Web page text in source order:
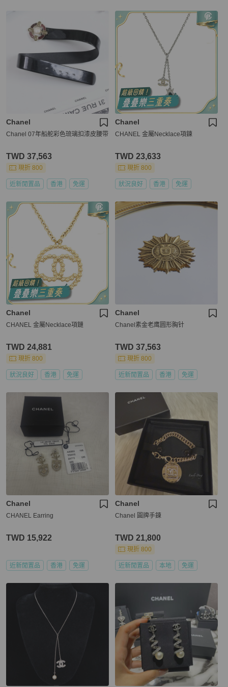
Chanel
Chanel 07年船舵彩色琉璃扣漆皮腰带
TWD 37,563
現折 800
近新閒置品 香港 免運
Chanel
CHANEL 金屬Necklace項鍊
TWD 23,633
現折 800
狀況良好 香港 免運
Chanel
CHANEL 金屬Necklace項鏈
TWD 24,881
現折 800
狀況良好 香港 免運
Chanel
Chanel素金老鹰圆形胸针
TWD 37,563
現折 800
近新閒置品 香港 免運
Chanel
CHANEL Earring
TWD 15,922
近新閒置品 香港 免運
Chanel
Chanel 圓牌手鍊
TWD 21,800
現折 800
近新閒置品 本地 免運